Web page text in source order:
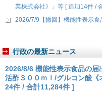
業株式会社》」等 [ 追加14件 /
2026/7/9【撤回】機能性表示食
行政の最新ニュース
2026/8/6 機能性表示食品の届
活酢３００ｍｌ/グルコン酸
24件 / 合計11,284件 ]